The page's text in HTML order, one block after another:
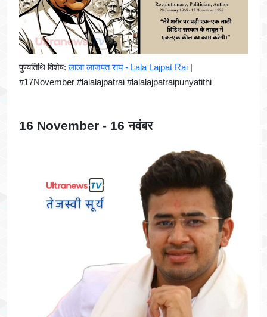
पुण्यतिथि विशेष:लाला लाजपत राय - Lala Lajpat Rai |
#17November #lalalajpatrai #lalalajpatraipunyatithi
16 November - 16 नवंबर